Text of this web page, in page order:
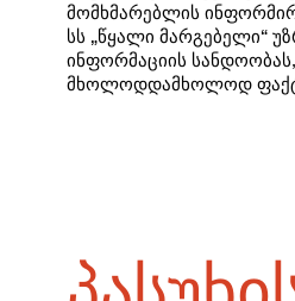
მომხმარებლის
სს „წყალი მარგებელი“
ინფორმაციის
მხოლოდდამხოლოდ